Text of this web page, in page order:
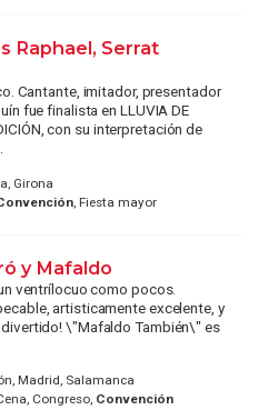
Raphael, Serrat
Cantante, imitador, presentador
fue finalista en LLUVIA DE
con su interpretación de
Girona
, Fiesta mayor
y Mafaldo
ventrílocuo como pocos.
artisticamente excelente, y
\"Mafaldo También\" es
Madrid, Salamanca
Congreso, Convención